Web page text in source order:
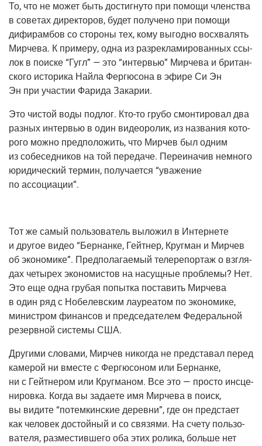
То, что не может быть достиг­ну­то при помо­щи член­ства
в сове­тах дирек­то­ров, будет полу­че­но при помо­щи
дифи­рам­бов со сто­ро­ны тех, кому выгод­но вос­хва­лять
Мир­че­ва. К при­ме­ру, одна из раз­ре­кла­ми­ро­ван­ных ссы­
лок в поис­ке “Гугл” — это “интер­вью” Мир­че­ва и бри­тан­
ско­го исто­ри­ка Най­ла Фер­г­ю­со­на в эфи­ре Си Эн
Эн при уча­стии Фари­да Закарии.
Это чистой воды под­лог. Кто-то гру­бо смон­ти­ро­вал два
раз­ных интер­вью в один видео­ро­лик, из назва­ния кото­
ро­го мож­но пред­по­ло­жить, что Мир­чев был одним
из собе­сед­ни­ков на той пере­да­че. Пере­ина­чив немно­го
юри­ди­че­ский тер­мин, полу­ча­ет­ся “ува­же­ние
по ассоциации”.
Тот же самый поль­зо­ва­тель выло­жил в Интер­не­те
и дру­гое видео “Бер­нан­ке, Гейт­нер, Круг­ман и Мир­чев
об эко­но­ми­ке”. Пред­по­ла­га­е­мый теле­ре­пор­таж о взгля­
дах четы­рех эко­но­ми­стов на насущ­ные про­бле­мы? Нет.
Это еще одна гру­бая попыт­ка поста­вить Мир­че­ва
в один ряд с Нобе­лев­ским лау­ре­а­том по эко­но­ми­ке,
мини­стром финан­сов и пред­се­да­те­лем Феде­раль­ной
резерв­ной систе­мы США.
Дру­ги­ми сло­ва­ми, Мир­чев нико­гда не пред­ста­вал перед
каме­рой ни вме­сте с Фер­г­ю­со­ном или Бер­нан­ке,
ни с Гейт­не­ром или Круг­ма­ном. Все это — про­сто инсце­
ни­ров­ка. Когда вы зада­е­те имя Мир­че­ва в поиск,
вы види­те “потем­кин­ские дерев­ни”, где он пред­ста­ет
как чело­век достой­ный и со свя­зя­ми. На сче­ту поль­зо­
ва­те­ля, раз­ме­стив­ше­го оба этих роли­ка, боль­ше нет